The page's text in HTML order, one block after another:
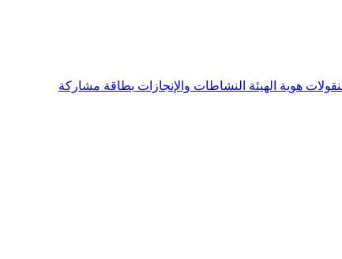
هوية الهيئة النشاطات والإنجازات بطاقة مشاركة